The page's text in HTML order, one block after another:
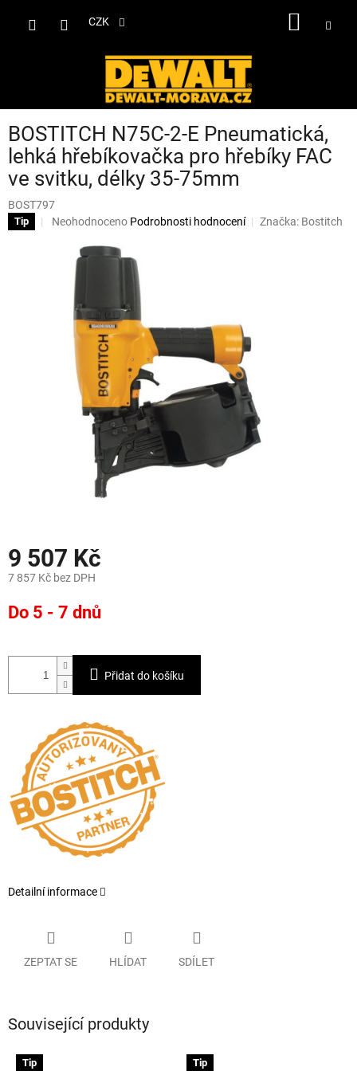
CZK
BOSTITCH N75C-2-E Pneumatická,
lehká hřebíkovačka pro hřebíky FAC
ve svitku, délky 35-75mm
BOST797
Tip
Průměrné
produktu
hvězdiček.
Neohodnoceno Podrobnosti hodnocení Značka: Bostitch
9 507 Kč
7 857 Kč bez DPH
cena:
Do 5 - 7 dnů
Přidat do košíku
Detailní informace
ZEPTAT SE HLÍDAT SDÍLET
Související produkty
Tip Tip